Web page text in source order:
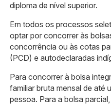
diploma de nível superior.
Em todos os processos
optar por concorrer às
concorrência ou às cotas
(PCD) e autodeclaradas
Para concorrer à bolsa
familiar bruta mensal de até
pessoa. Para a bolsa